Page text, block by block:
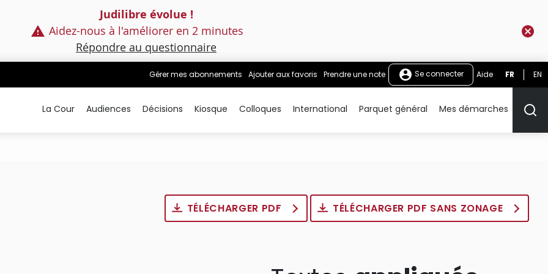
Judilibre évolue !
Aidez-nous à l'améliorer en 2 minutes
Répondre au questionnaire
Gérer mes abonnements Ajouter aux favoris Prendre une note Se connecter Aide FR EN
La Cour Audiences Décisions Kiosque Colloques International Parquet général Mes démarches
TÉLÉCHARGER PDF TÉLÉCHARGER PDF SANS ZONAGE